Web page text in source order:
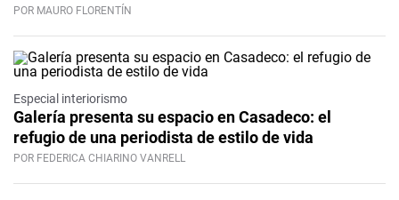
POR MAURO FLORENTÍN
Especial interiorismo
Galería presenta su espacio en Casadeco: el
refugio de una periodista de estilo de vida
POR FEDERICA CHIARINO VANRELL